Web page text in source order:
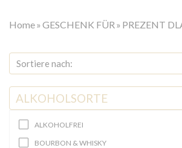
Home GESCHENK FÜR PREZENT
ALKOHOLSORTE
ALKOHOLFREI
BOURBON & WHISKY